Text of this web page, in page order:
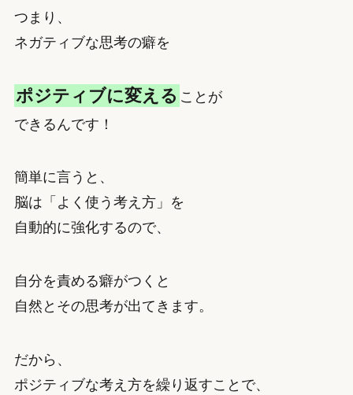
つまり、
ネガティブな思考の癖を
ポジティブに変える ことが
できるんです！
簡単に言うと、
脳は「よく使う考え方」を
自動的に強化するので、
自分を責める癖がつくと
自然とその思考が出てきます。
だから、
ポジティブな考え方を繰り返すことで、